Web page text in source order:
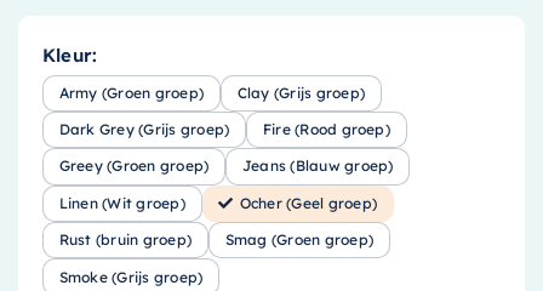
Kleur:
Army (Groen groep) Clay (Grijs groep)
Dark Grey (Grijs groep) Fire (Rood groep)
Greey (Groen groep) Jeans (Blauw groep)
Linen (Wit groep) Ocher (Geel groep)
Rust (bruin groep) Smag (Groen groep)
Smoke (Grijs groep)